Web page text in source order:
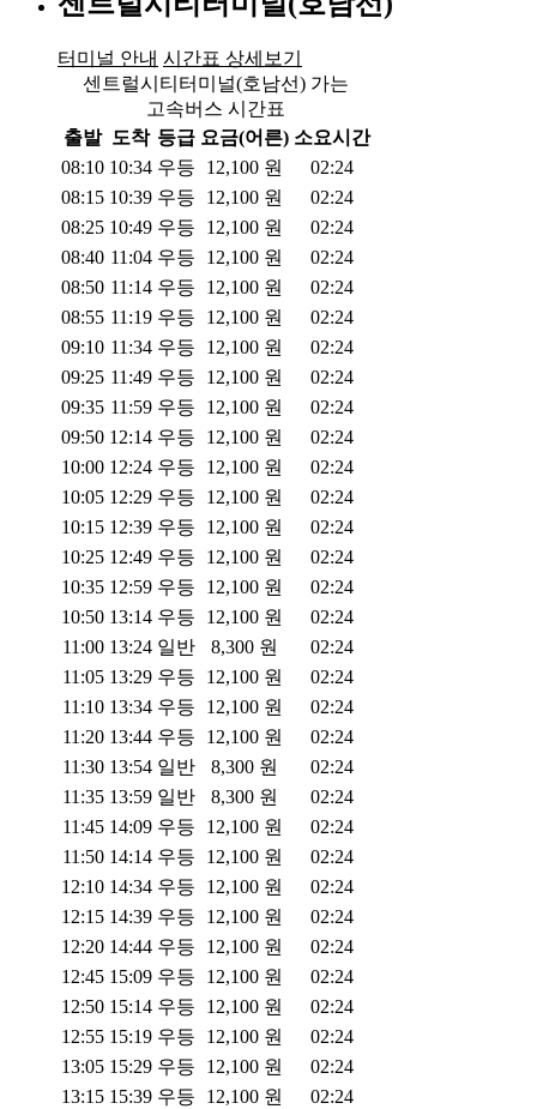
터미널 안내 시간표 상세보기
센트럴시티터미널(호남선) 가는
고속버스 시간표
출발 도착 등급 요금(어른) 소요시간
08:10 10:34 우등 12,100 원
02:24
08:15 10:39 우등 12,100 원
02:24
08:25 10:49 우등 12,100 원
02:24
08:40 11:04 우등 12,100 원
02:24
08:50 11:14 우등 12,100 원
02:24
08:55 11:19 우등 12,100 원
02:24
09:10 11:34 우등 12,100 원
02:24
09:25 11:49 우등 12,100 원
02:24
09:35 11:59 우등 12,100 원
02:24
09:50 12:14 우등 12,100 원
02:24
10:00 12:24 우등 12,100 원
02:24
10:05 12:29 우등 12,100 원
02:24
10:15 12:39 우등 12,100 원
02:24
10:25 12:49 우등 12,100 원
02:24
10:35 12:59 우등 12,100 원
02:24
10:50 13:14 우등 12,100 원
02:24
11:00 13:24 일반 8,300 원
02:24
11:05 13:29 우등 12,100 원
02:24
11:10 13:34 우등 12,100 원
02:24
11:20 13:44 우등 12,100 원
02:24
11:30 13:54 일반 8,300 원
02:24
11:35 13:59 일반 8,300 원
02:24
11:45 14:09 우등 12,100 원
02:24
11:50 14:14 우등 12,100 원
02:24
12:10 14:34 우등 12,100 원
02:24
12:15 14:39 우등 12,100 원
02:24
12:20 14:44 우등 12,100 원
02:24
12:45 15:09 우등 12,100 원
02:24
12:50 15:14 우등 12,100 원
02:24
12:55 15:19 우등 12,100 원
02:24
13:05 15:29 우등 12,100 원
02:24
13:15 15:39 우등 12,100 원
02:24